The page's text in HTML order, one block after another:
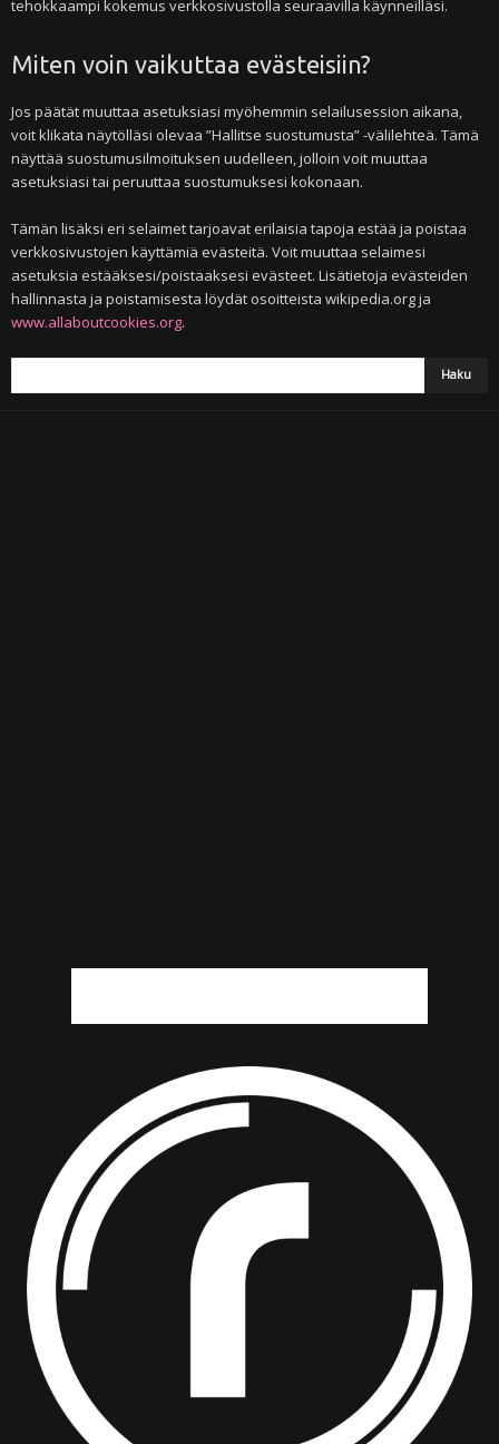
tehokkaampi kokemus verkkosivustolla seuraavilla käynneilläsi.
Miten voin vaikuttaa evästeisiin?
Jos päätät muuttaa asetuksiasi myöhemmin selailusession aikana,
voit klikata näytölläsi olevaa ”Hallitse suostumusta” -välilehteä. Tämä
näyttää suostumusilmoituksen uudelleen, jolloin voit muuttaa
asetuksiasi tai peruuttaa suostumuksesi kokonaan.
Tämän lisäksi eri selaimet tarjoavat erilaisia tapoja estää ja poistaa
verkkosivustojen käyttämiä evästeitä. Voit muuttaa selaimesi
asetuksia estääksesi/poistaaksesi evästeet. Lisätietoja evästeiden
hallinnasta ja poistamisesta löydät osoitteista wikipedia.org ja
www.allaboutcookies.org.